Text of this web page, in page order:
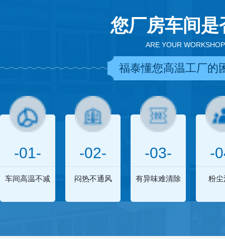
您厂房车间
ARE YOUR
福泰懂您高温工厂的
-01-
车间高温不减
-02-
闷热不通风
-03-
有异味难清除
-
粉尘